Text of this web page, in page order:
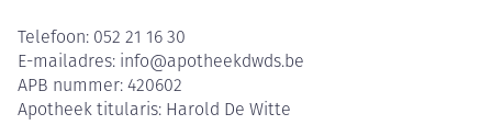
Telefoon: 052 21 16 30
E-mailadres: info@apotheekdwds.be
APB nummer: 420602
Apotheek titularis: Harold De Witte